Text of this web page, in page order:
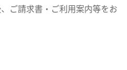
ご請求書・ご利用案内等をお